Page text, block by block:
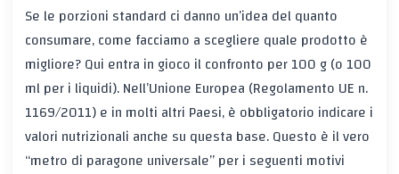
Se le porzioni standard ci danno un’idea delquanto
consumare, come facciamo a scegliere quale prodotto è
migliore? Qui entra in gioco ilconfronto per 100 g(o 100
ml per i liquidi). Nell’Unione Europea (Regolamento UE n.
1169/2011) e in molti altri Paesi, è obbligatorio indicare i
valori nutrizionali anche su questa base. Questo è il vero
“metro di paragone universale” per i seguenti motivi